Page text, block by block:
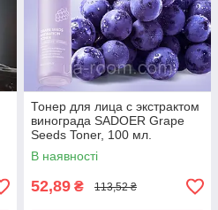
Тонер для лица с экстрактом
винограда SADOER Grape
Seeds Toner, 100 мл.
В наявності
52,89 ₴ 113,52 ₴